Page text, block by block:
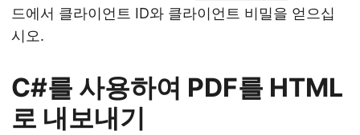
드에서 클라이언트 ID와 클라이언트 비밀을 얻으십
시오.
C#를 사용하여 PDF를 HTML
로 내보내기